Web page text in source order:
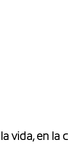
vida, en la